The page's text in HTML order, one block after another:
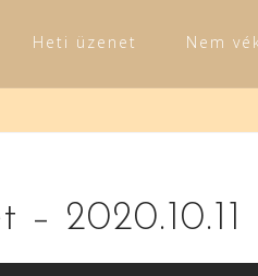
Heti üzenet Nem
– 2020.10.11